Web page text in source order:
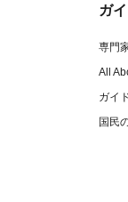
ガ
専門
All
ガイ
国民